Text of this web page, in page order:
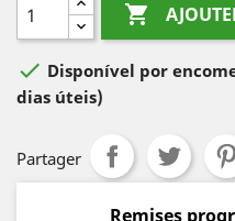

 Disponível por
dias úteis)
Partager
Remises